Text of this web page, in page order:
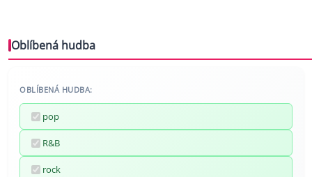
Oblíbená hudba
OBLÍBENÁ HUDBA:
pop
R&B
rock